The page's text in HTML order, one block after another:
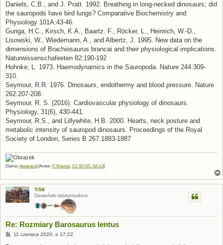
Daniels, C.B., and J. Pratt. 1992. Breathing in long-necked dinosaurs; did
the sauropods have bird lungs? Comparative Biochemistry and
Physiology 101A:43-46.
Gunga, H.C., Kirsch, K.A., Baartz. F., Röcker, L., Heinrich, W.-D.,
Lisowski, W., Wiedemann, A., and Albertz, J. 1995. New data on the
dimensions of Brachiosaurus brancai and their physiological implications.
Naturwissenschafeeten 82:190-192
Hohnke, L. 1973. Haemodynamics in the Sauropoda. Nature 244:309-
310.
Seymour, R.R. 1976. Dinosaurs, endothermy and blood pressure. Nature
262:207-208.
Seymour, R. S. (2016). Cardiovascular physiology of dinosaurs.
Physiology, 31(6), 430-441.
Seymour, R.S., and Lillywhite, H.B. 2000. Hearts, neck posture and
metabolic intensity of sauropod dinosaurs. Proceedings of the Royal
Society of London, Series B 267:1883-1887
[Stamp: Apsaravis] [Avatar: P. Weimer, CC BY-NC-SA 2.0]
Ti58
Dewoński labiryntodont
Re: Rozmiary Barosaurus lentus
P11 czerwca 2020, o 17:22